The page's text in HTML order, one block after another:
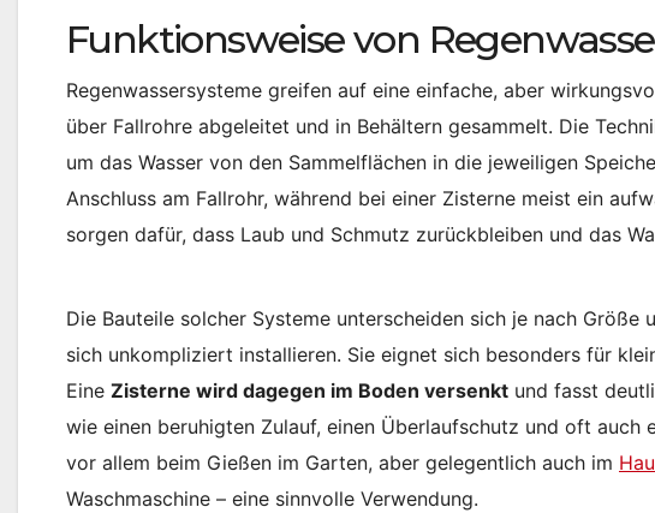
Funktionsweise von
Regenwassersysteme greifen auf eine einfache, aber
über Fallrohre abgeleitet und in Behältern gesammelt. Die
um das Wasser von den Sammelflächen in die jeweiligen
Anschluss am Fallrohr, während bei einer Zisterne meist ein
sorgen dafür, dass Laub und Schmutz zurückbleiben und das
Die Bauteile solcher Systeme unterscheiden sich je nach
sich unkompliziert installieren. Sie eignet sich besonders für
Eine Zisterne wird dagegen im Boden versenkt und fasst
wie einen beruhigten Zulauf, einen Überlaufschutz und oft auch
vor allem beim Gießen im Garten, aber gelegentlich auch im
Waschmaschine – eine sinnvolle Verwendung.